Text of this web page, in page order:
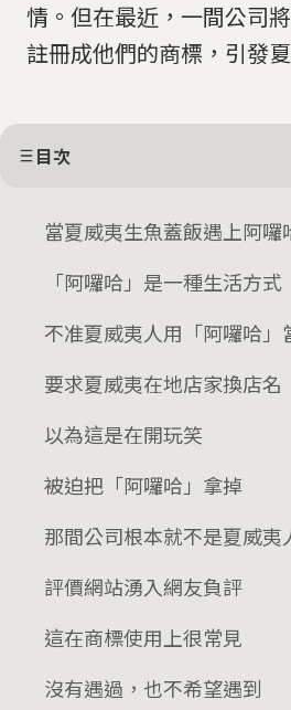
情。但在最近，一間公司
註冊成他們的商標，引發
目次
當夏威夷生魚蓋飯遇上阿囉
「阿囉哈」是一種生活方式
不准夏威夷人用「阿囉哈」
要求夏威夷在地店家換店名
以為這是在開玩笑
被迫把「阿囉哈」拿掉
那間公司根本就不是夏威夷
評價網站湧入網友負評
這在商標使用上很常見
沒有遇過，也不希望遇到